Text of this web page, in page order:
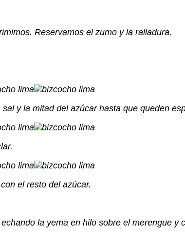
Reservamos el zumo y la ralladura.
y la mitad del azúcar hasta que queden
el resto del azúcar.
la yema en hilo sobre el merengue